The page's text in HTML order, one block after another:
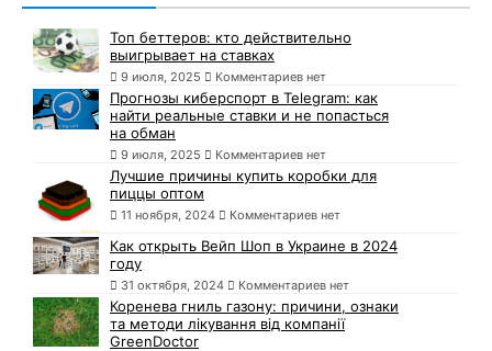
Топ беттеров: кто действительно
выигрывает на ставках
9 июля, 2025 Комментариев нет
Прогнозы киберспорт в Telegram: как
найти реальные ставки и не попасться
на обман
9 июля, 2025 Комментариев нет
Лучшие причины купить коробки для
пиццы оптом
11 ноября, 2024 Комментариев нет
Как открыть Вейп Шоп в Украине в 2024
году
31 октября, 2024 Комментариев нет
Коренева гниль газону: причини, ознаки
та методи лікування від компанії
GreenDoctor